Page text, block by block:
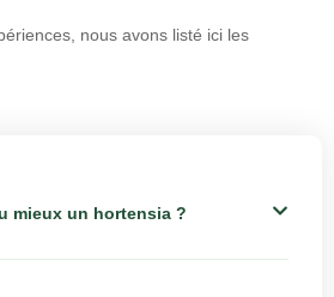
nous avons listé ici les
mieux un hortensia ?